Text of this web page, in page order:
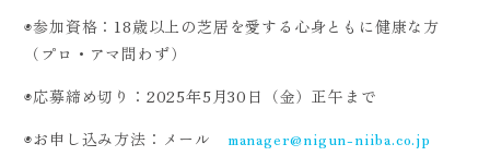
◉参加資格：18歳以上の芝居を愛する心身ともに健康な方
（プロ・アマ問わず）
◉応募締め切り：2025年5月30日（金）正午まで
◉お申し込み方法：メール manager@nigun-niiba.co.jp